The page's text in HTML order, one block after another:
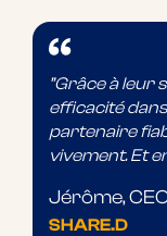
”Grâce à leur
efficacité
partenaire
vivement. Et
Jérôme,
SHARE.D